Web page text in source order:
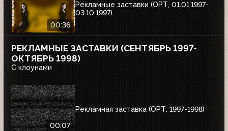
00:36
Рекламные заставки (ОРТ, 01.01.1997-
03.10.1997)
РЕКЛАМНЫЕ ЗАСТАВКИ (СЕНТЯБРЬ 1997-
ОКТЯБРЬ 1998)
С клоунами
00:07
Рекламная заставка (ОРТ, 1997-1998)